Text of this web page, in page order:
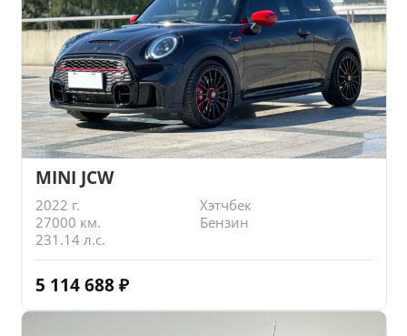
MINI JCW
2022 г.
Хэтчбек
27000 км.
Бензин
231.14 л.с.
5 114 688 ₽